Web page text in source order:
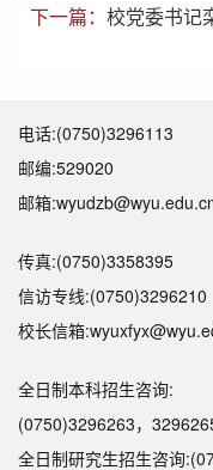
下一篇： 校党委书记栾
电话:(0750)3296113
邮编:529020
邮箱
传真:(0750)3358395
信访专线:(0750)3296210
校长信箱
全日制本科招生咨询:
(0750)3296263，
全日制研究生招生咨询